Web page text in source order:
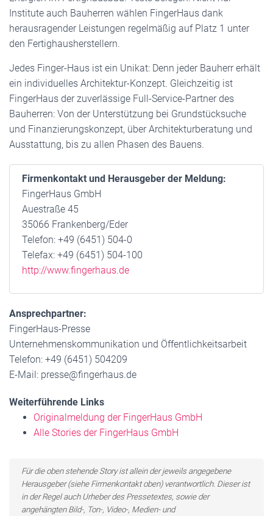
Institute auch Bauherren wählen FingerHaus dank
herausragender Leistungen regelmäßig auf Platz 1 unter
den Fertighausherstellern.
Jedes Finger-Haus ist ein Unikat: Denn jeder Bauherr erhält
ein individuelles Architektur-Konzept. Gleichzeitig ist
FingerHaus der zuverlässige Full-Service-Partner des
Bauherren: Von der Unterstützung bei Grundstücksuche
und Finanzierungskonzept, über Architekturberatung und
Ausstattung, bis zu allen Phasen des Bauens.
Firmenkontakt und Herausgeber der Meldung:
FingerHaus GmbH
Auestraße 45
35066 Frankenberg/Eder
Telefon: +49 (6451) 504-0
Telefax: +49 (6451) 504-100
http://www.fingerhaus.de
Ansprechpartner:
FingerHaus-Presse
Unternehmenskommunikation und Öffentlichkeitsarbeit
Telefon: +49 (6451) 504209
E-Mail: presse@fingerhaus.de
Weiterführende Links
Originalmeldung der FingerHaus GmbH
Alle Stories der FingerHaus GmbH
Für die oben stehende Story ist allein der jeweils angegebene
Herausgeber (siehe Firmenkontakt oben) verantwortlich. Dieser ist
in der Regel auch Urheber des Pressetextes, sowie der
angehängten Bild-, Ton-, Video-, Medien- und